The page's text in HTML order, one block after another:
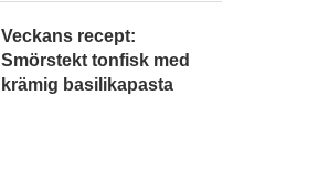
Veckans recept:
Smörstekt tonfisk med
krämig basilikapasta